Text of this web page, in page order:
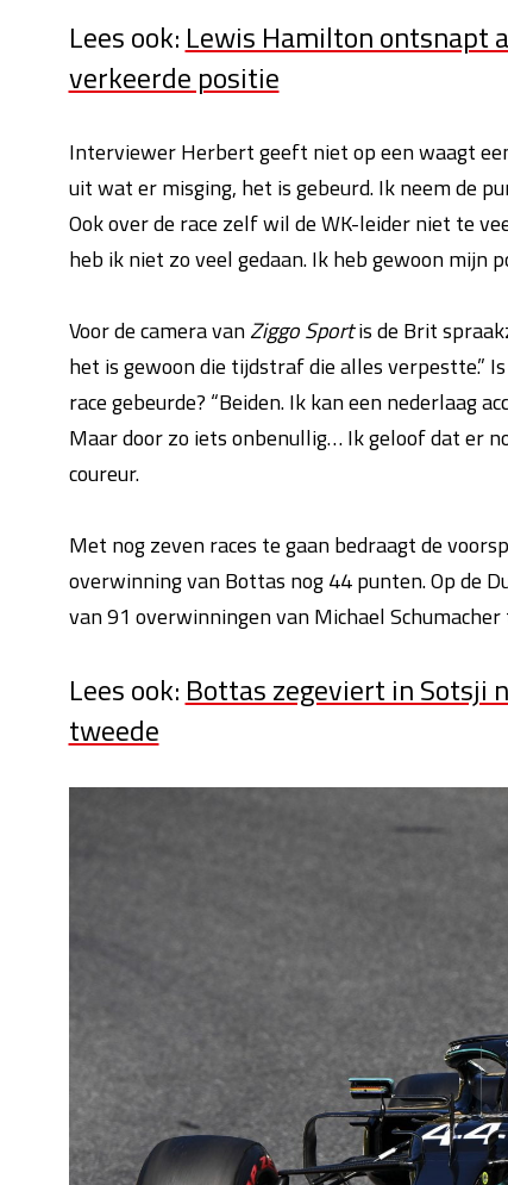
Lees ook: Lewis Hamilton ontsnapt
verkeerde positie
Interviewer Herbert geeft niet op een waagt
uit wat er misging, het is gebeurd. Ik neem de
Ook over de race zelf wil de WK-leider niet te
heb ik niet zo veel gedaan. Ik heb gewoon mijn
Voor de camera vanZiggo Sportis de Brit
het is gewoon die tijdstraf die alles verpestte.”
race gebeurde? “Beiden. Ik kan een nederlaag
Maar door zo iets onbenullig…Ik geloof dat er
coureur.
Met nog zeven races te gaan bedraagt de
overwinning van Bottas nog 44 punten. Op de
van 91 overwinningen van Michael Schumacher
Lees ook: Bottas zegeviert in Sotsji
tweede